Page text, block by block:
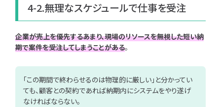
4-2.無理なスケジュールで仕事を受注
企業が売上を優先するあまり、現場のリソースを無視した短い納
期で案件を受注してしまうことがある。
「この期間で終わらせるのは物理的に厳しい」と分かってい
ても、顧客との契約であれば納期内にシステムをやり遂げ
なければならない。